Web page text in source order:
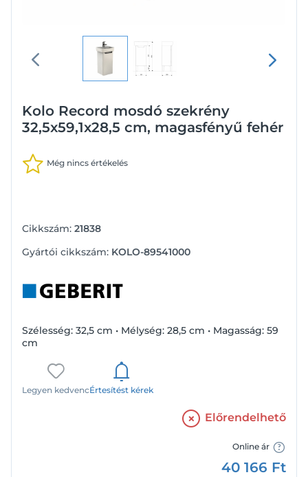
Kolo Record mosdó szekrény
32,5x59,1x28,5 cm, magasfényű fehér
Még nincs értékelés
Cikkszám: 21838
Gyártói cikkszám: KOLO-89541000
Szélesség: 32,5 cm • Mélység: 28,5 cm • Magasság: 59
cm
Legyen kedvencÉrtesítést kérek
Előrendelhető
Online ár
40 166 Ft